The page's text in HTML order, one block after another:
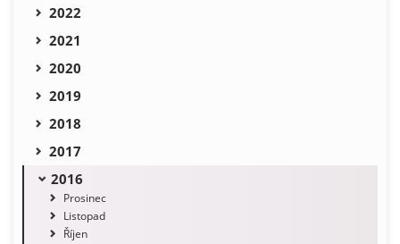
2022
2021
2020
2019
2018
2017
2016
Prosinec
Listopad
Říjen